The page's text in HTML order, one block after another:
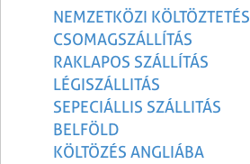
NEMZETKÖZI KÖLTÖZTETÉS
CSOMAGSZÁLLÍTÁS
RAKLAPOS SZÁLLÍTÁS
LÉGISZÁLLITÁS
SEPECIÁLLIS SZÁLLITÁS
BELFÖLD
KÖLTÖZÉS ANGLIÁBA